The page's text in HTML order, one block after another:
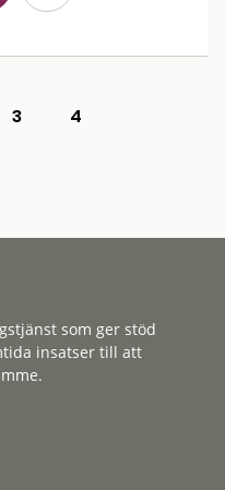
3 4
som ger stöd
insatser till att